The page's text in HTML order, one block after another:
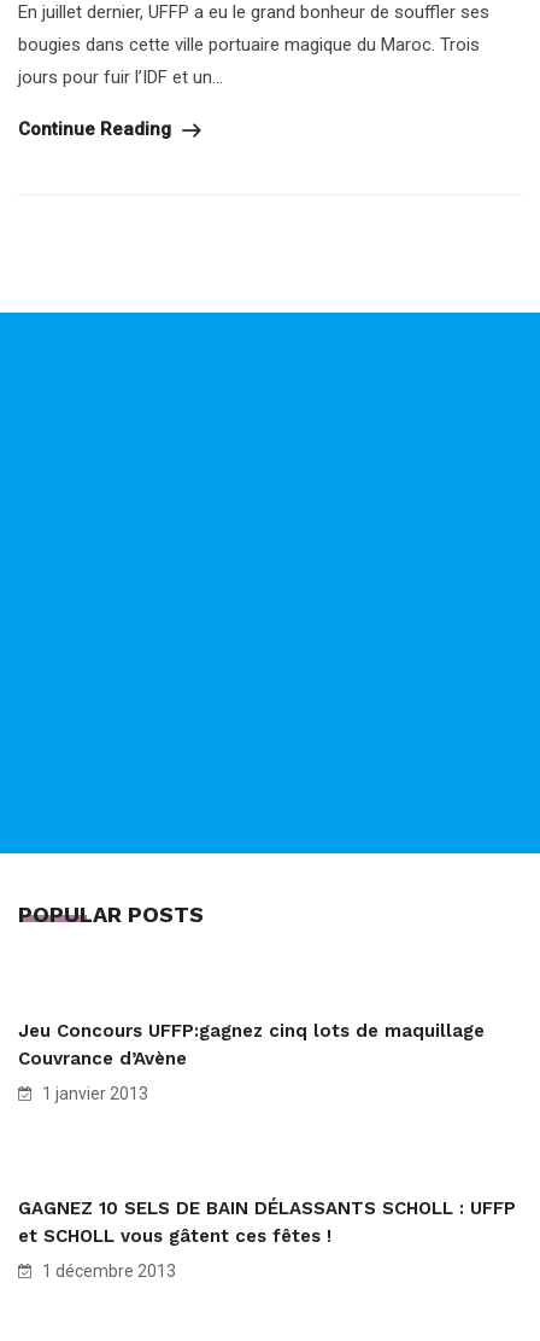
En juillet dernier, UFFP a eu le grand bonheur de souffler ses
bougies dans cette ville portuaire magique du Maroc. Trois
jours pour fuir l’IDF et un...
Continue Reading
POPULAR POSTS
Jeu Concours UFFP:gagnez cinq lots de maquillage
Couvrance d’Avène
1 janvier 2013
GAGNEZ 10 SELS DE BAIN DÉLASSANTS SCHOLL : UFFP
et SCHOLL vous gâtent ces fêtes !
1 décembre 2013